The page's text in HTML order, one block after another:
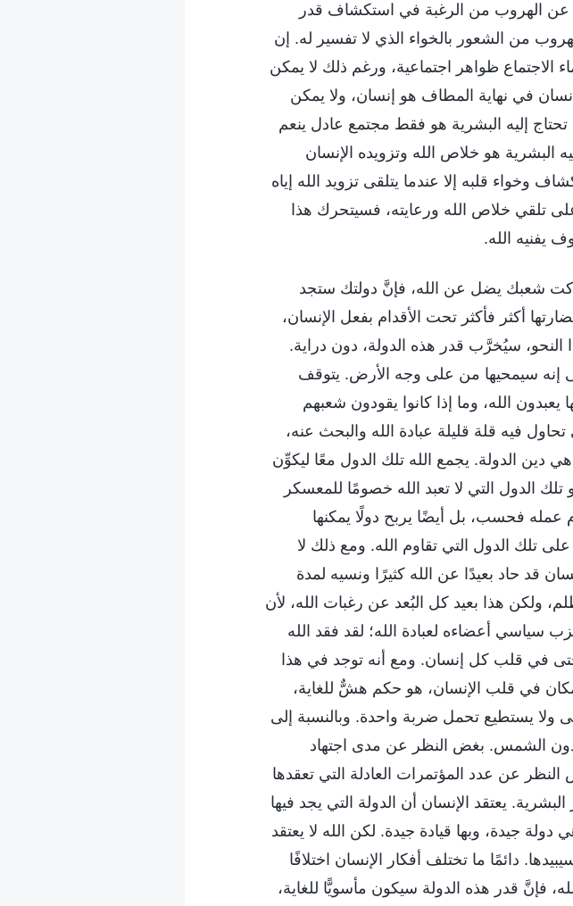
عن الهروب من الرغبة في استكشاف قدر
من الشعور بالخواء الذي لا تفسير له. إن
الاجتماع ظواهر اجتماعية، ورغم ذلك لا يمكن
في نهاية المطاف هو إنسان، ولا يمكن
إليه البشرية هو فقط مجتمع عادل ينعم
البشرية هو خلاص الله وتزويده الإنسان
وخواء قلبه إلا عندما يتلقى تزويد الله إياه
تلقي خلاص الله ورعايته، فسيتحرك هذا
يفنيه الله.
شعبك يضل عن الله، فإنَّ دولتك ستجد
أكثر فأكثر تحت الأقدام بفعل الإنسان،
سيُخرَّب قدر هذه الدولة، دون دراية.
حتى إنه سيمحيها من على وجه الأرض. يتوقف
الله، وما إذا كانوا يقودون شعبهم
فيه قلة قليلة عبادة الله والبحث عنه،
دين الدولة. يجمع الله تلك الدول معًا ليكوِّن
تلك الدول التي لا تعبد الله خصومًا للمعسكر
عمله فحسب، بل أيضًا يربح دولًا يمكنها
تلك الدول التي تقاوم الله. ومع ذلك لا
قد حاد بعيدًا عن الله كثيرًا ونسيه لمدة
ولكن هذا بعيد كل البُعد عن رغبات الله، لأن
سياسي أعضاءه لعبادة الله؛ لقد فقد الله
في قلب كل إنسان. ومع أنه توجد في هذا
مكان في قلب الإنسان، هو حكم هشٌّ للغاية،
ولا يستطيع تحمل ضربة واحدة. وبالنسبة إلى
دون الشمس. بغض النظر عن مدى اجتهاد
عن عدد المؤتمرات العادلة التي تعقدها
يعتقد الإنسان أن الدولة التي يجد فيها
جيدة، وبها قيادة جيدة. لكن الله لا يعتقد
دائمًا ما تختلف أفكار الإنسان اختلافًا
فإنَّ قدر هذه الدولة سيكون مأسويًّا للغاية،